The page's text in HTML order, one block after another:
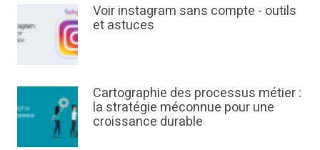
Voir instagram sans compte - outils
et astuces
Cartographie des processus métier :
la stratégie méconnue pour une
croissance durable